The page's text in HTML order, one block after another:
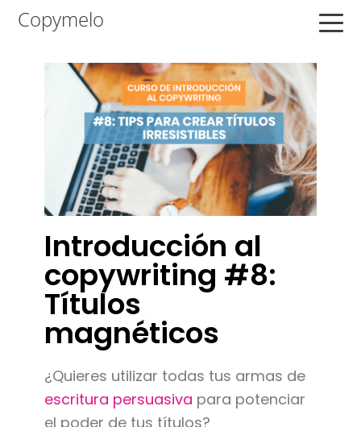
Saltar
navegación
Saltar
contenido
Saltar
Copymelo
Introducción al
copywriting #8:
Títulos
magnéticos
¿Quieres utilizar todas tus armas de
escritura persuasiva para potenciar
el poder de tus títulos?